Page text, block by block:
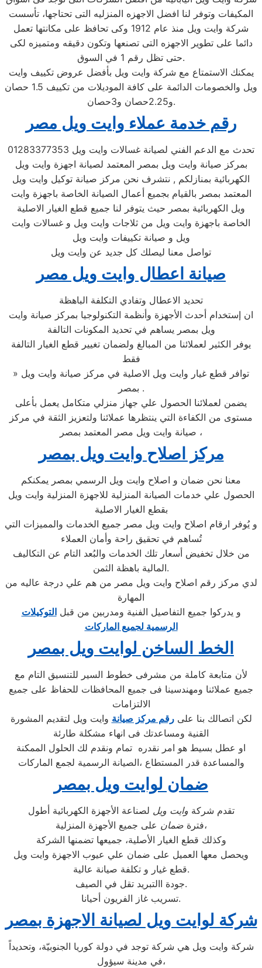
المكيفات وتوفر لنا افضل الاجهزه المنزليه التى تحتاجها، تأسست
شركة وايت ويل منذ عام 1912 وكى تحافظ على مكانتها تعمل
دائما على تطوير الاجهزه التى تصنعها وتكون دقيقه ومتميزه لكى
حتى تظل رقم 1 في السوق.
يمكنك الاستمتاع مع شركة وايت ويل بأفضل عروض تكييف وايت
ويل والخصومات الدائمة على كافة الموديلات من تكييف 1.5 حصان
و2.25حصان و3حصان.
رقم خدمة عملاء وايت ويل مصر
تحدث مع الدعم الفني لصيانة غسالات وايت ويل 01283377353
بمركز صيانة وايت ويل بمصر المعتمد لصيانة اجهزة وايت ويل
الكهربائية بمنازلكم , نتشرف نحن مركز صيانة توكيل وايت ويل
المعتمد بمصر بالقيام بجميع أعمال الصيانة الخاصة باجهزة وايت
ويل الكهربائية بمصر حيث يتوفر لنا جميع قطع الغيار الاصلية
الخاصة باجهزة وايت ويل من ثلاجات وايت ويل و غسالات وايت
ويل و صيانة تكييفات وايت ويل
تواصل معنا ليصلك كل جديد عن وايت ويل
صيانة اعطال وايت ويل مصر
تحديد الاعطال وتفادي التكلفة الباهظة
ان إستخدام أحدث الأجهزة وأنظمة التكنولوجيا بمركز صيانة وايت
ويل بمصر يساهم في تحديد المكونات التالفة
يوفر الكثير لعملائنا من المبالغ ولضمان تغيير قطع الغيار التالفة
فقط
» توافر قطع غيار وايت ويل الاصلية في مركز صيانة وايت ويل
بمصر .
يضمن لعملائنا الحصول علي جهاز منزلي متكامل يعمل بأعلى
مستوى من الكفاءة التي ينتظرها عملائنا ولتعزيز الثقة في مركز
صيانة وايت ويل مصر المعتمد بمصر ،
مركز اصلاح وايت ويل بمصر
معنا نحن ضمان و اصلاح وايت ويل الرسمي بمصر يمكنكم
الحصول علي خدمات الصيانة المنزلية للاجهزة المنزلية وايت ويل
بقطع الغيار الاصلية
و يُوفر ارقام اصلاح وايت ويل مصر جميع الخدمات والمميزات التي
تُساهم في تحقيق راحة وأمان العملاء
من خلال تخفيض أسعار تلك الخدمات والبُعد التام عن التكاليف
المالية باهظة الثمن.
لدي مركز رقم اصلاح وايت ويل مصر من هم علي درجة عاليه من
المهارة
و يدركوا جميع التفاصيل الفنية ومدربين من قبلالتوكيلات
الرسمية لجميع الماركات
الخط الساخن لوايت ويل بمصر
لأن متابعة كاملة من مشرفى خطوط السير للتنسيق التام مع
جميع عملائنا ومهندسينا فى جميع المحافظات للحفاظ على جميع
الالتزامات
لكن اتصالك بنا علىرقم مركز صيانة وايت ويل لتقديم المشورة
القنية ومساعدتك فى انهاء مشكلة طارئة
او عطل بسيط هو امر نقدره تمام ونقدم لك الحلول الممكنة
والمساعدة قدر المستطاع ،الصيانة الرسمية لجمع الماركات
ضمان لوايت ويل بمصر
تقدم شركة وايت ويل لصناعة الأجهزة الكهربائية أطول
فترةضمان
على جميع الأجهزة المنزلية،
وكذلك قطع الغيار الأصلية، جميعها تضمنها الشركة
ويحصل معها العميل على ضمان علي عيوب الاجهزة وايت ويل
قطع غيار و تكلفة صيانة عالية.
جودة االتبريد تقل في الصيف.
تسريب غاز الفريون أحيانا.
شركة لوايت ويل لصيانة الاجهزة بمصر
شركة وايت ويل هي شركة توجد في دولة كوريا الجنوبيّة، وتحديداً
في مدينة سيؤول،